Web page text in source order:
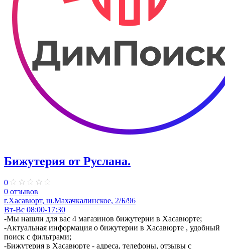
Бижутерия от Руслана.
0
0 отзывов
г.Хасавюрт, ш.Махачкалинское, 2/Б/96
Вт-Вс 08:00-17:30
​-Мы нашли для вас 4 магазинов бижутерии в Хасавюрте;
-Актуальная информация о бижутерии в Хасавюрте , удобный
поиск с фильтрами;
-Бижутерия в Хасавюрте - адреса, телефоны, отзывы с